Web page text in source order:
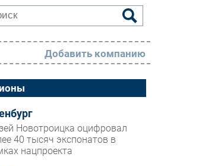
Добавить компанию
Новотроицка оцифровал
40 тысяч экспонатов в
нацпроекта